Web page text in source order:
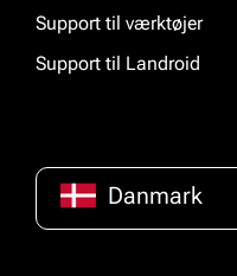
Support til værktøjer
Support til Landroid
Danmark